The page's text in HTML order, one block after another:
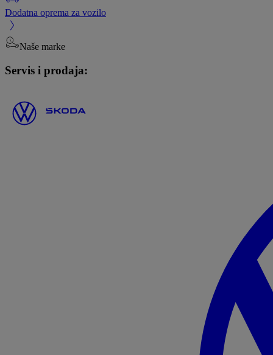
Dodatna oprema za vozilo
Naše marke
Servis i prodaja: